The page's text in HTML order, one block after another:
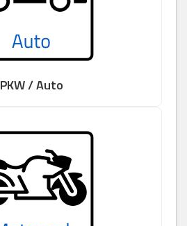
PKW / Auto